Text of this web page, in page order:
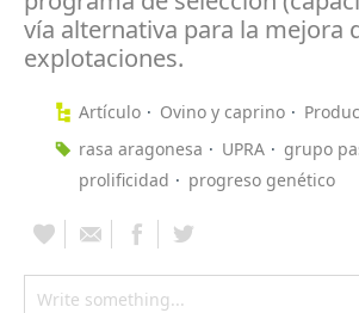
vía alternativa para la mejora
explotaciones.
Artículo Ovino y caprino
rasa aragonesa
UPRA grupo
prolificidad
progreso genético